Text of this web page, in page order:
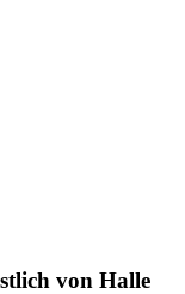
von Halle